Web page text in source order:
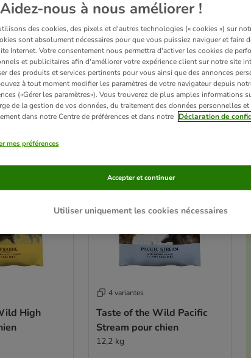
the Wild offrent une alimentation authentique, naturelle, équilibrée et
les aliments humides Taste of the Wild !
les meilleures marques de croquettes pour chien disponibles sur Zooplus
71
High
4 variantes
Taste of the Wild Pacific
Stream pour chien
12,2 kg
Aidez-nous à nous améliorer !
des cookies, des pixels et d'autres technologies (« cookies ») sur
sont absolument nécessaires pour que vous puissiez naviguer et faire
Internet. Votre consentement nous permettra d'activer les cookies de
et publicitaires afin d'améliorer votre expérience client sur notre site
des produits et services pertinents pour vous ainsi que des annonces
à tout moment modifier les paramètres de votre navigateur depuis
(«Gérer les paramètres»). Vous trouverez de plus amples informations
de la gestion de vos données, du traitement des données personnelles
dans notre Centre de préférences et dans notre Déclaration de
mes préférences
Utiliser uniquement les cookies nécessaires
Accepter et continuer